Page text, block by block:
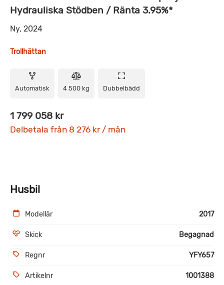
Hydrauliska Stödben / Ränta 3.95%*
Ny, 2024
Trollhättan
Automatisk 4 500 kg Dubbelbädd
1 799 058 kr
Delbetala från 8 276 kr / mån
Husbil
Modellår 2017
Skick Begagnad
Regnr YFY657
Artikelnr 1001388